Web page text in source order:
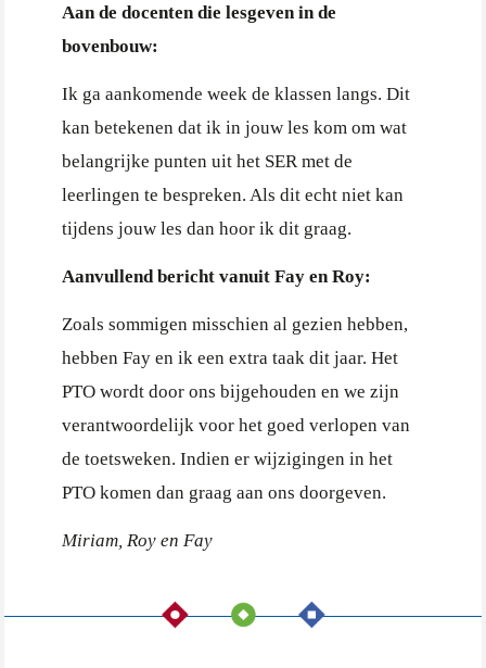
Aan de docenten die lesgeven in de
bovenbouw:
Ik ga aankomende week de klassen langs. Dit
kan betekenen dat ik in jouw les kom om wat
belangrijke punten uit het SER met de
leerlingen te bespreken. Als dit echt niet kan
tijdens jouw les dan hoor ik dit graag.
Aanvullend bericht vanuit Fay en Roy:
Zoals sommigen misschien al gezien hebben,
hebben Fay en ik een extra taak dit jaar. Het
PTO wordt door ons bijgehouden en we zijn
verantwoordelijk voor het goed verlopen van
de toetsweken. Indien er wijzigingen in het
PTO komen dan graag aan ons doorgeven.
Miriam, Roy en Fay